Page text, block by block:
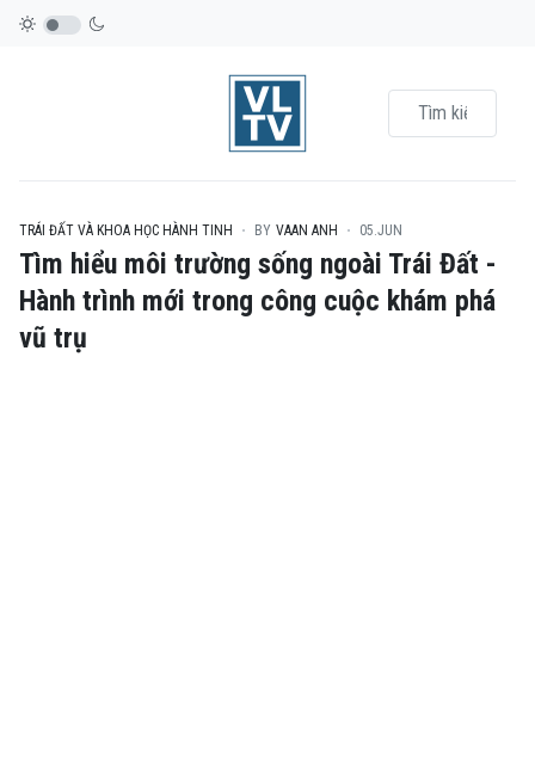
TRÁI ĐẤT VÀ KHOA HỌC HÀNH TINH BY VAAN ANH 05.JUN
Tìm hiểu môi trường sống ngoài Trái Đất -
Hành trình mới trong công cuộc khám phá
vũ trụ